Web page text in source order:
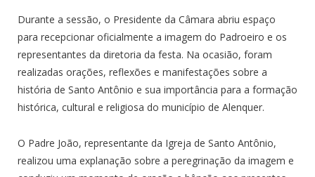
Durante a sessão, o Presidente da Câmara abriu espaço
para recepcionar oficialmente a imagem do Padroeiro e os
representantes da diretoria da festa. Na ocasião, foram
realizadas orações, reflexões e manifestações sobre a
história de Santo Antônio e sua importância para a formação
histórica, cultural e religiosa do município de Alenquer.
O Padre João, representante da Igreja de Santo Antônio,
realizou uma explanação sobre a peregrinação da imagem e